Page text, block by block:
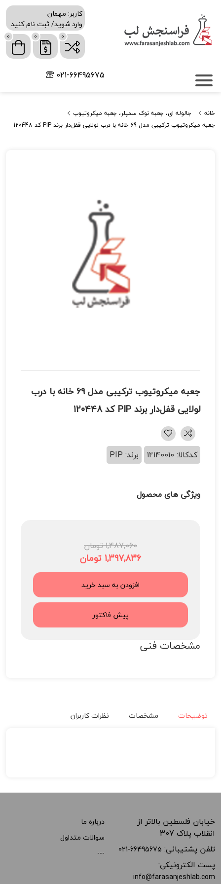
کاربر: مهمان
وارد شوید/ ثبت نام کنید
0 0 0
021-66495675
خانه
جالوله ای، جعبه نوک سمپلر، جعبه میکروتیوب
جعبه میکروتیوب ترکیبی مدل 69 خانه با درب لولایی قفل‌دار برند PIP کد 120448
جعبه میکروتیوب ترکیبی مدل 69 خانه با درب
لولایی قفل‌دار برند PIP کد 120448
کدکالا: 12140010 برند: PIP
ویژگی های محصول
1,487,060 تومان
1,397,836 تومان
افزودن به سبد خرید
پیش فاکتور
مشخصات فنی
توضیحات مشخصات نظرات کاربران
خیابان فلسطین بالاتر از
انقلاب پلاک 307
تلفن پشتیبانی: 021-66495675
پست الکترونیکی:
info@farasanjeshlab.com
درباره ما
سوالات متداول
---